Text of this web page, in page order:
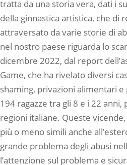
tratta da una storia vera, dati i
della ginnastica artistica, che di
attraversato da varie storie di
nel nostro paese riguarda lo
dicembre 2022, dal report
Game, che ha rivelato diversi
shaming, privazioni alimentari
194 ragazze tra gli 8 e i 22
regioni italiane. Queste
più o meno simili anche
grande problema degli abusi
l’attenzione sul problema e